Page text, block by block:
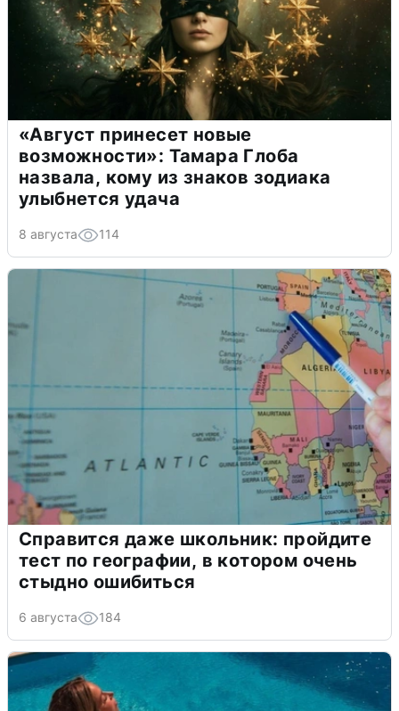
«Август принесет новые
возможности»: Тамара Глоба
назвала, кому из знаков зодиака
улыбнется удача
8 августа 114
Справится даже школьник: пройдите
тест по географии, в котором очень
стыдно ошибиться
6 августа 184